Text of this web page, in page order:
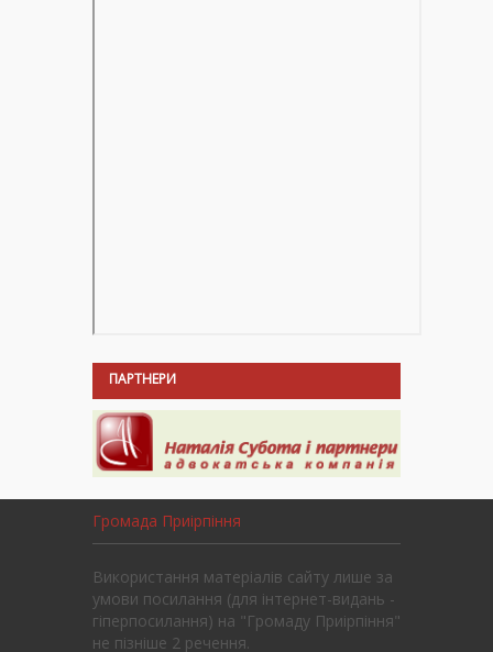
ПАРТНЕРИ
Громада Приірпіння
Використання матеріалів сайту лише за
умови посилання (для інтернет-видань -
гіперпосилання) на "Громаду Приірпіння"
не пізніше 2 речення.